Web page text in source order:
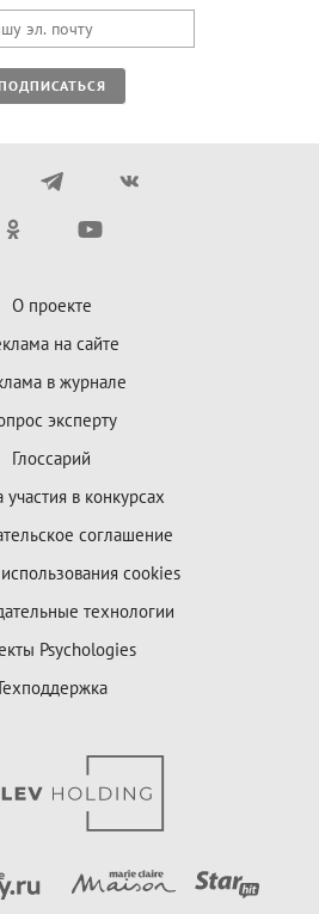
О проекте
на сайте
в журнале
эксперту
Глоссарий
участия в конкурсах
соглашение
cookies
технологии
Psychologies